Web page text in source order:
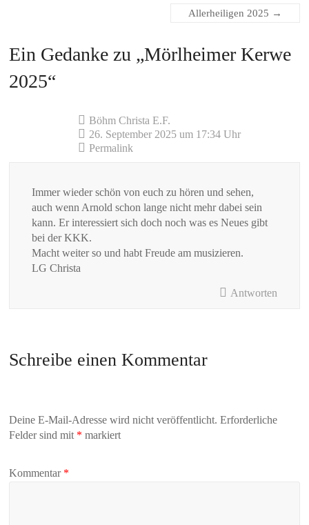
Allerheiligen 2025 →
Ein Gedanke zu „Mörlheimer Kerwe
2025“
Böhm Christa E.F.
26. September 2025 um 17:34 Uhr
Permalink
Immer wieder schön von euch zu hören und sehen,
auch wenn Arnold schon lange nicht mehr dabei sein
kann. Er interessiert sich doch noch was es Neues gibt
bei der KKK.
Macht weiter so und habt Freude am musizieren.
LG Christa
Antworten
Schreibe einen Kommentar
Deine E-Mail-Adresse wird nicht veröffentlicht. Erforderliche
Felder sind mit * markiert
Kommentar *